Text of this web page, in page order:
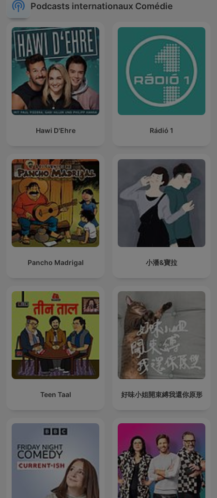
Podcasts internationaux Comédie
Hawi D'Ehre Rádió 1
Pancho Madrigal 小潘&寶拉
Teen Taal 好味小姐開束縛我還你原形